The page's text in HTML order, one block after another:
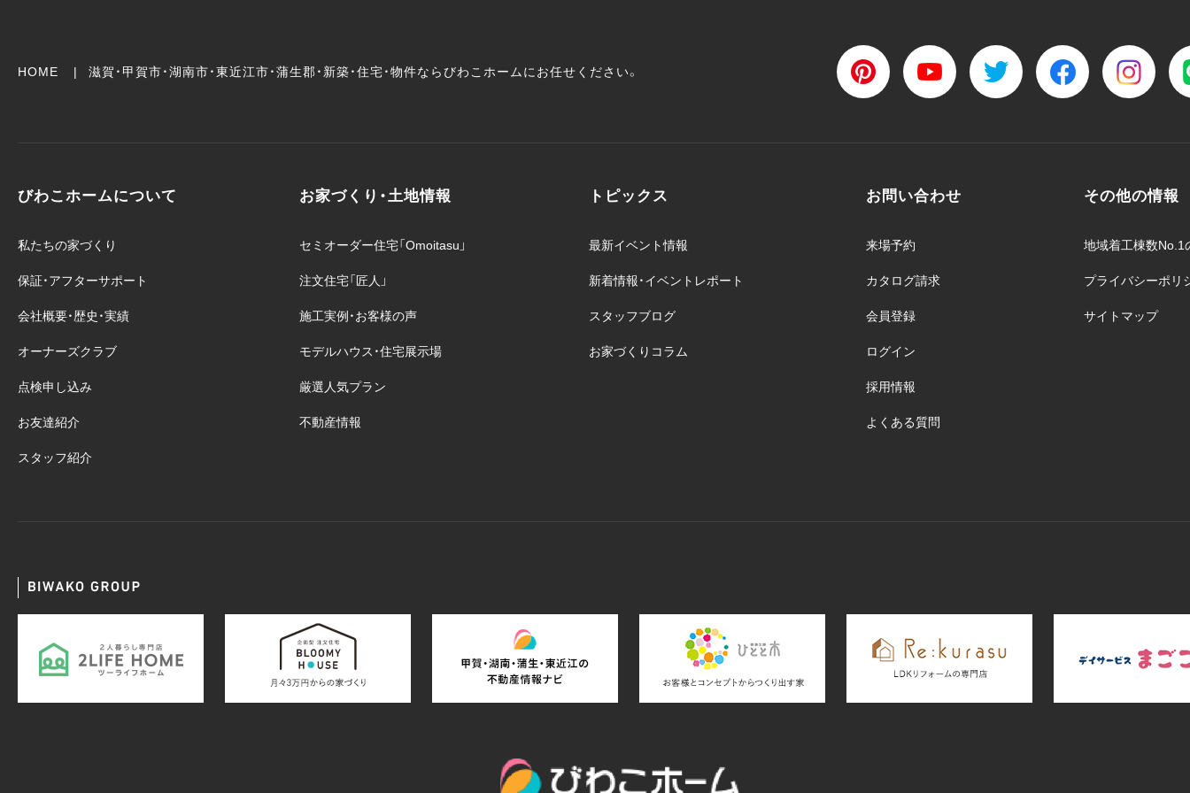
HOME 滋賀・甲賀市・湖南市・東近江市・蒲生郡・ 新築・住宅・物件ならびわこホームにお任せください。
びわこホームについて
私たちの家づくり
保証・アフターサポート
会社概要・歴史・実績
オーナーズクラブ
点検申し込み
お友達紹介
スタッフ紹介
お家づくり・土地情報
セミオーダー住宅「Omoitasu」
注文住宅「匠人」
施工実例・お客様の声
モデルハウス・住宅展示場
厳選人気プラン
不動産情報
トピックス
最新イベント情報
新着情報・イベントレポート
スタッフブログ
お家づくりコラム
お問い合わせ
来場予約
カタログ請求
会員登録
ログイン
採用情報
よくある質問
その他の情報
地域着工棟数No.1
プライバシーポリ
サイトマップ